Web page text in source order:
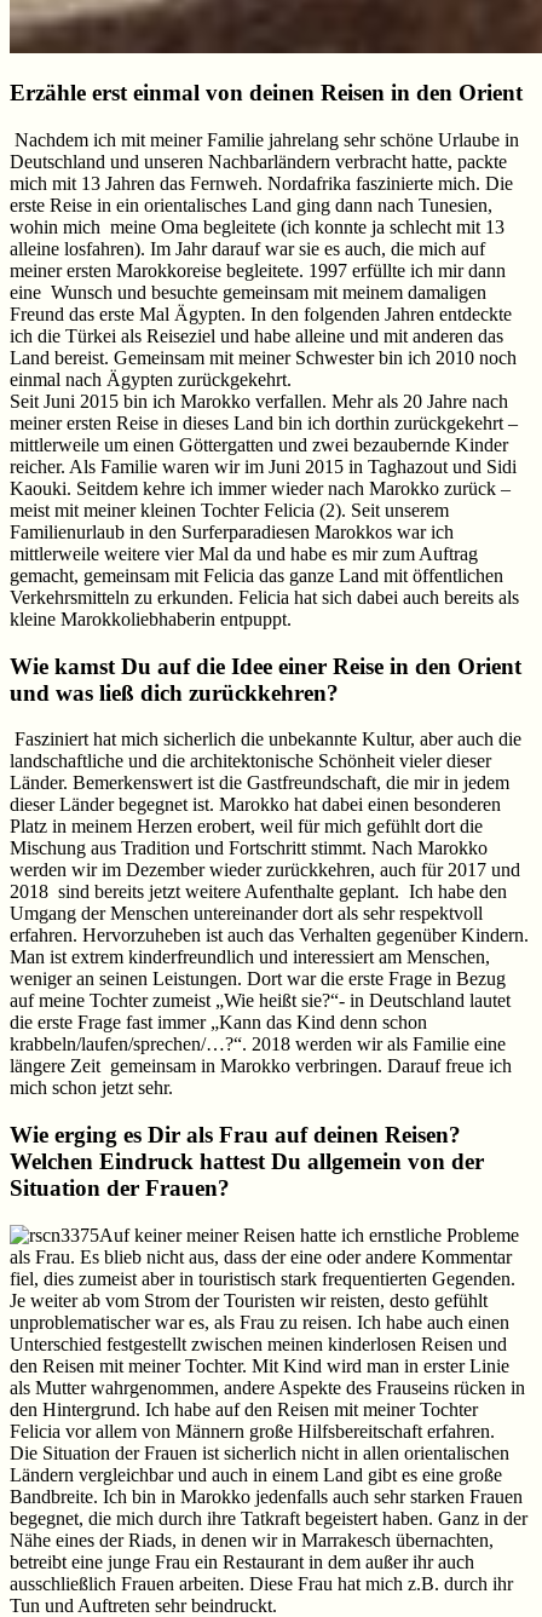
Erzähle erst einmal von deinen Reisen in den Orient
Nachdem ich mit meiner Familie jahrelang sehr schöne Urlaube in
Deutschland und unseren Nachbarländern verbracht hatte, packte
mich mit 13 Jahren das Fernweh. Nordafrika faszinierte mich. Die
erste Reise in ein orientalisches Land ging dann nach Tunesien,
wohin mich meine Oma begleitete (ich konnte ja schlecht mit 13
alleine losfahren). Im Jahr darauf war sie es auch, die mich auf
meiner ersten Marokkoreise begleitete. 1997 erfüllte ich mir dann
eine Wunsch und besuchte gemeinsam mit meinem damaligen
Freund das erste Mal Ägypten. In den folgenden Jahren entdeckte
ich die Türkei als Reiseziel und habe alleine und mit anderen das
Land bereist. Gemeinsam mit meiner Schwester bin ich 2010 noch
einmal nach Ägypten zurückgekehrt.
Seit Juni 2015 bin ich Marokko verfallen. Mehr als 20 Jahre nach
meiner ersten Reise in dieses Land bin ich dorthin zurückgekehrt –
mittlerweile um einen Göttergatten und zwei bezaubernde Kinder
reicher. Als Familie waren wir im Juni 2015 in Taghazout und Sidi
Kaouki. Seitdem kehre ich immer wieder nach Marokko zurück –
meist mit meiner kleinen Tochter Felicia (2). Seit unserem
Familienurlaub in den Surferparadiesen Marokkos war ich
mittlerweile weitere vier Mal da und habe es mir zum Auftrag
gemacht, gemeinsam mit Felicia das ganze Land mit öffentlichen
Verkehrsmitteln zu erkunden. Felicia hat sich dabei auch bereits als
kleine Marokkoliebhaberin entpuppt.
Wie kamst Du auf die Idee einer Reise in den Orient
und was ließ dich zurückkehren?
Fasziniert hat mich sicherlich die unbekannte Kultur, aber auch die
landschaftliche und die architektonische Schönheit vieler dieser
Länder. Bemerkenswert ist die Gastfreundschaft, die mir in jedem
dieser Länder begegnet ist. Marokko hat dabei einen besonderen
Platz in meinem Herzen erobert, weil für mich gefühlt dort die
Mischung aus Tradition und Fortschritt stimmt. Nach Marokko
werden wir im Dezember wieder zurückkehren, auch für 2017 und
2018 sind bereits jetzt weitere Aufenthalte geplant. Ich habe den
Umgang der Menschen untereinander dort als sehr respektvoll
erfahren. Hervorzuheben ist auch das Verhalten gegenüber Kindern.
Man ist extrem kinderfreundlich und interessiert am Menschen,
weniger an seinen Leistungen. Dort war die erste Frage in Bezug
auf meine Tochter zumeist „Wie heißt sie?“- in Deutschland lautet
die erste Frage fast immer „Kann das Kind denn schon
krabbeln/laufen/sprechen/…?“. 2018 werden wir als Familie eine
längere Zeit gemeinsam in Marokko verbringen. Darauf freue ich
mich schon jetzt sehr.
Wie erging es Dir als Frau auf deinen Reisen?
Welchen Eindruck hattest Du allgemein von der
Situation der Frauen?
Auf keiner meiner Reisen hatte ich ernstliche Probleme
als Frau. Es blieb nicht aus, dass der eine oder andere Kommentar
fiel, dies zumeist aber in touristisch stark frequentierten Gegenden.
Je weiter ab vom Strom der Touristen wir reisten, desto gefühlt
unproblematischer war es, als Frau zu reisen. Ich habe auch einen
Unterschied festgestellt zwischen meinen kinderlosen Reisen und
den Reisen mit meiner Tochter. Mit Kind wird man in erster Linie
als Mutter wahrgenommen, andere Aspekte des Frauseins rücken in
den Hintergrund. Ich habe auf den Reisen mit meiner Tochter
Felicia vor allem von Männern große Hilfsbereitschaft erfahren.
Die Situation der Frauen ist sicherlich nicht in allen orientalischen
Ländern vergleichbar und auch in einem Land gibt es eine große
Bandbreite. Ich bin in Marokko jedenfalls auch sehr starken Frauen
begegnet, die mich durch ihre Tatkraft begeistert haben. Ganz in der
Nähe eines der Riads, in denen wir in Marrakesch übernachten,
betreibt eine junge Frau ein Restaurant in dem außer ihr auch
ausschließlich Frauen arbeiten. Diese Frau hat mich z.B. durch ihr
Tun und Auftreten sehr beindruckt.